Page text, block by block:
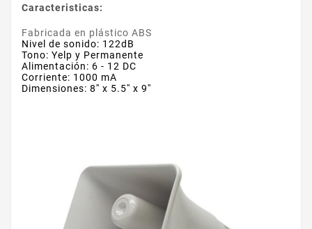
Caracteristicas:
Fabricada en plástico ABS
Nivel de sonido: 122dB
Tono: Yelp y Permanente
Alimentación: 6 - 12 DC
Corriente: 1000 mA
Dimensiones: 8'' x 5.5'' x 9''